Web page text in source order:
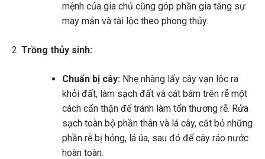
mệnh của gia chủ cũng góp phần gia tăng sự
may mắn và tài lộc theo phong thủy.
Trồng thủy sinh:
Chuẩn bị cây:Nhẹ nhàng lấy cây vạn lộc ra
khỏi đất, làm sạch đất và cát bám trên rễ một
cách cẩn thận để tránh làm tổn thương rễ. Rửa
sạch toàn bộ phần thân và lá cây, cắt bỏ những
phần rễ bị hỏng, lá úa, sau đó để cây ráo nước
hoàn toàn.